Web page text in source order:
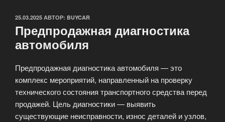
ОПУБЛИКОВАНО
25.03.2025 АВТОР: BUYCAR
Предпродажная диагностика
автомобиля
Предпродажная диагностика автомобиля — это
комплекс мероприятий, направленный на проверку
технического состояния транспортного средства перед
продажей. Цель диагностики — выявить
существующие неисправности, износ деталей и узлов,